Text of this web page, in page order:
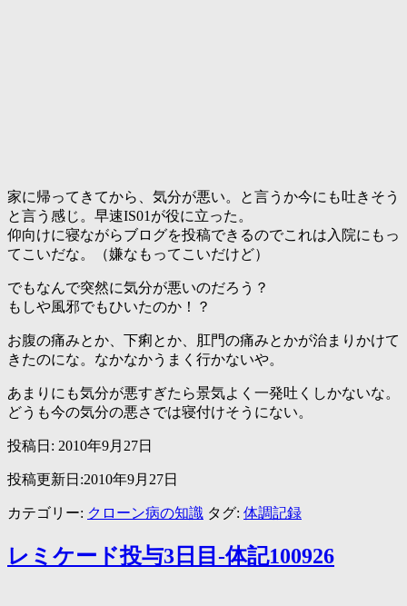
家に帰ってきてから、気分が悪い。と言うか今にも吐きそう
と言う感じ。早速IS01が役に立った。
仰向けに寝ながらブログを投稿できるのでこれは入院にもっ
てこいだな。（嫌なもってこいだけど）
でもなんで突然に気分が悪いのだろう？
もしや風邪でもひいたのか！？
お腹の痛みとか、下痢とか、肛門の痛みとかが治まりかけて
きたのにな。なかなかうまく行かないや。
あまりにも気分が悪すぎたら景気よく一発吐くしかないな。
どうも今の気分の悪さでは寝付けそうにない。
投稿日: 2010年9月27日
投稿更新日:2010年9月27日
カテゴリー: クローン病の知識 タグ: 体調記録
レミケード投与3日目-体記100926